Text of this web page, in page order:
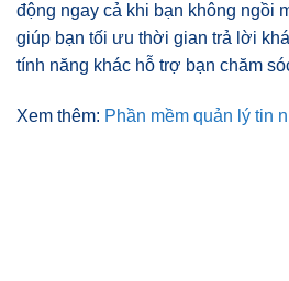
động ngay cả khi bạn không ngồi
giúp bạn tối ưu thời gian trả lời
tính năng khác hỗ trợ bạn chăm
Xem thêm: Phần mềm quản lý tin